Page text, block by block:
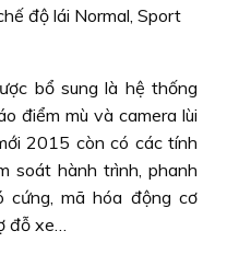
độ lái Normal, Sport
bổ sung là hệ thống
điểm mù và camera lùi
2015 còn có các tính
soát hành trình, phanh
cứng, mã hóa động cơ
đỗ xe…